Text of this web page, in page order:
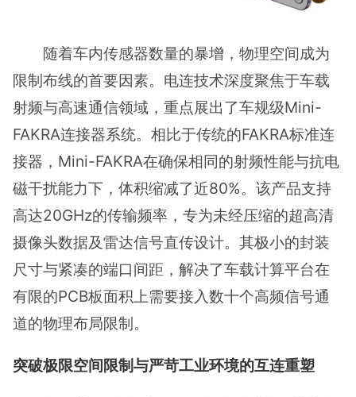
随着车内传感器数量的暴增，物理空间成为
限制布线的首要因素。电连技术深度聚焦于车载
射频与高速通信领域，重点展出了车规级Mini-
FAKRA连接器系统。相比于传统的FAKRA标准连
接器，Mini-FAKRA在确保相同的射频性能与抗电
磁干扰能力下，体积缩减了近80%。该产品支持
高达20GHz的传输频率，专为未经压缩的超高清
摄像头数据及雷达信号直传设计。其极小的封装
尺寸与紧凑的端口间距，解决了车载计算平台在
有限的PCB板面积上需要接入数十个高频信号通
道的物理布局限制。
突破极限空间限制与严苛工业环境的互连重塑